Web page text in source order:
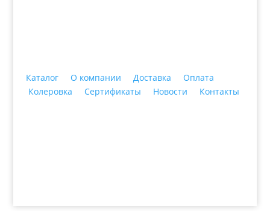
Каталог О компании Доставка
Оплата
Колеровка
Сертификаты Новости Контакты